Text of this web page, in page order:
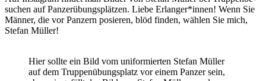
su­chen auf Pan­zer­übungs­plät­zen. Lie­be Erlanger*innen! Wenn Sie
Män­ner, die vor Pan­zern posie­ren, blöd fin­den, wäh­len Sie mich,
Ste­fan Müller!
Hier soll­te ein Bild vom uni­for­mier­ten Ste­fan Mül­ler
auf dem Trup­pen­übungs­platz vor einem Pan­zer sein,